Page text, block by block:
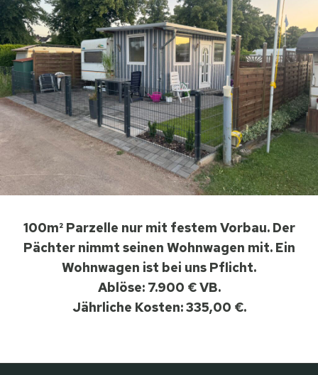
100m² Parzelle nur mit festem Vorbau. Der
Pächter nimmt seinen Wohnwagen mit. Ein
Wohnwagen ist bei uns Pflicht.
Ablöse: 7.900 € VB.
Jährliche Kosten: 335,00 €.